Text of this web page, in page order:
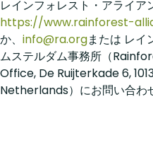
レインフォレスト・アライア
https://www.rainforest-
か、 info@ra.orgまたは レイ
ムステルダム事務所（
Office, De Ruijterkade 6,
Netherlands）にお問い合わ